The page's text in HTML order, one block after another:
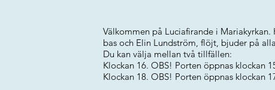
Välkommen på Luciafirande i
bas och Elin Lundström, flöjt, bjuder på
Du kan välja mellan två tillfällen:
Klockan 16. OBS! Porten öppnas klockan
Klockan 18. OBS! Porten öppnas klockan